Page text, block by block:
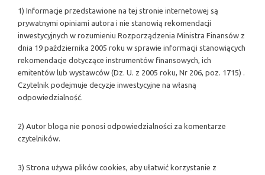
1) Informacje przedstawione na tej stronie internetowej są
prywatnymi opiniami autora i nie stanowią rekomendacji
inwestycyjnych w rozumieniu Rozporządzenia Ministra Finansów z
dnia 19 października 2005 roku w sprawie informacji stanowiących
rekomendacje dotyczące instrumentów finansowych, ich
emitentów lub wystawców (Dz. U. z 2005 roku, Nr 206, poz. 1715) .
Czytelnik podejmuje decyzje inwestycyjne na własną
odpowiedzialność.
2) Autor bloga nie ponosi odpowiedzialności za komentarze
czytelników.
3) Strona używa plików cookies, aby ułatwić korzystanie z